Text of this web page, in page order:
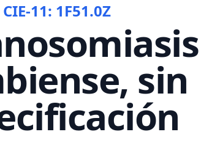
CIE-11: 1F51.0Z
sin